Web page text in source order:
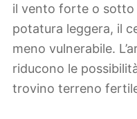
il vento forte o sotto
potatura leggera, il
meno vulnerabile.
riducono le
trovino terreno